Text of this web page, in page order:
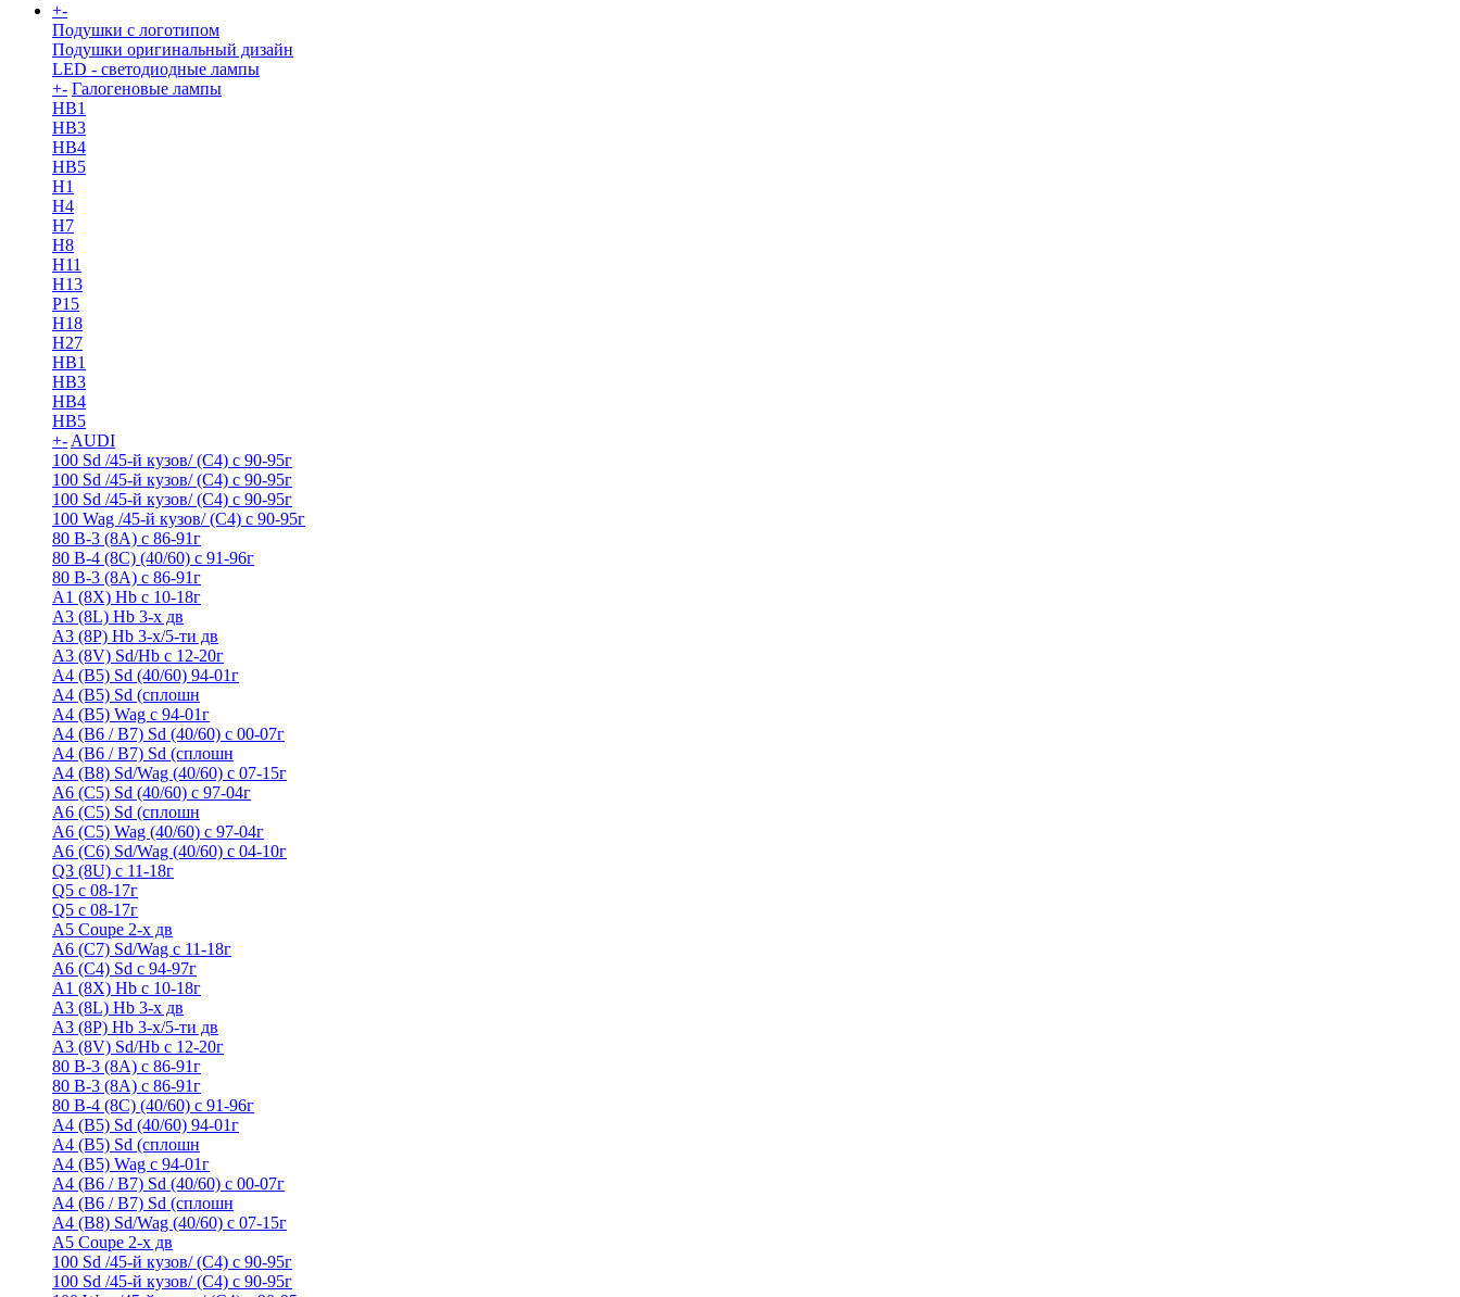
+-
Подушки с логотипом
Подушки оригинальный дизайн
LED - светодиодные лампы
+- Галогеновые лампы
HB1
HB3
HB4
HB5
H1
H4
H7
H8
H11
H13
Р15
H18
H27
HB1
HB3
HB4
HB5
+- AUDI
100 Sd /45-й кузов/ (С4) с 90-95г
100 Sd /45-й кузов/ (С4) с 90-95г
100 Sd /45-й кузов/ (С4) с 90-95г
100 Wag /45-й кузов/ (С4) с 90-95г
80 B-3 (8A) с 86-91г
80 B-4 (8С) (40/60) с 91-96г
80 В-3 (8А) с 86-91г
A1 (8X) Hb с 10-18г
A3 (8L) Hb 3-х дв
A3 (8P) Hb 3-х/5-ти дв
A3 (8V) Sd/Hb c 12-20г
A4 (B5) Sd (40/60) 94-01г
A4 (B5) Sd (сплошн
A4 (B5) Wag с 94-01г
A4 (B6 / B7) Sd (40/60) с 00-07г
A4 (B6 / B7) Sd (сплошн
A4 (B8) Sd/Wag (40/60) с 07-15г
A6 (С5) Sd (40/60) с 97-04г
A6 (С5) Sd (сплошн
A6 (С5) Wag (40/60) с 97-04г
A6 (С6) Sd/Wag (40/60) c 04-10г
Q3 (8U) с 11-18г
Q5 с 08-17г
Q5 с 08-17г
А5 Coupe 2-х дв
А6 (C7) Sd/Wag с 11-18г
А6 (С4) Sd с 94-97г
A1 (8X) Hb с 10-18г
A3 (8L) Hb 3-х дв
A3 (8P) Hb 3-х/5-ти дв
A3 (8V) Sd/Hb c 12-20г
80 B-3 (8A) с 86-91г
80 В-3 (8А) с 86-91г
80 B-4 (8С) (40/60) с 91-96г
A4 (B5) Sd (40/60) 94-01г
A4 (B5) Sd (сплошн
A4 (B5) Wag с 94-01г
A4 (B6 / B7) Sd (40/60) с 00-07г
A4 (B6 / B7) Sd (сплошн
A4 (B8) Sd/Wag (40/60) с 07-15г
А5 Coupe 2-х дв
100 Sd /45-й кузов/ (С4) с 90-95г
100 Sd /45-й кузов/ (С4) с 90-95г